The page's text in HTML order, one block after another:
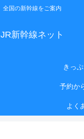
全国の新幹線をご案内
JR新幹線ネット
きっ
予約か
よく